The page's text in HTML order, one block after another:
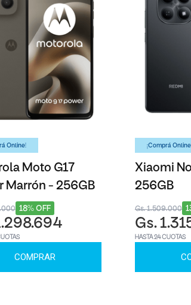
Online!
Moto G17
Marrón - 256GB
18% OFF
COMPRAR
¡Comprá
Xiaomi
256GB
Gs. 1.509.000
Gs.
HASTA 24 CUOTAS